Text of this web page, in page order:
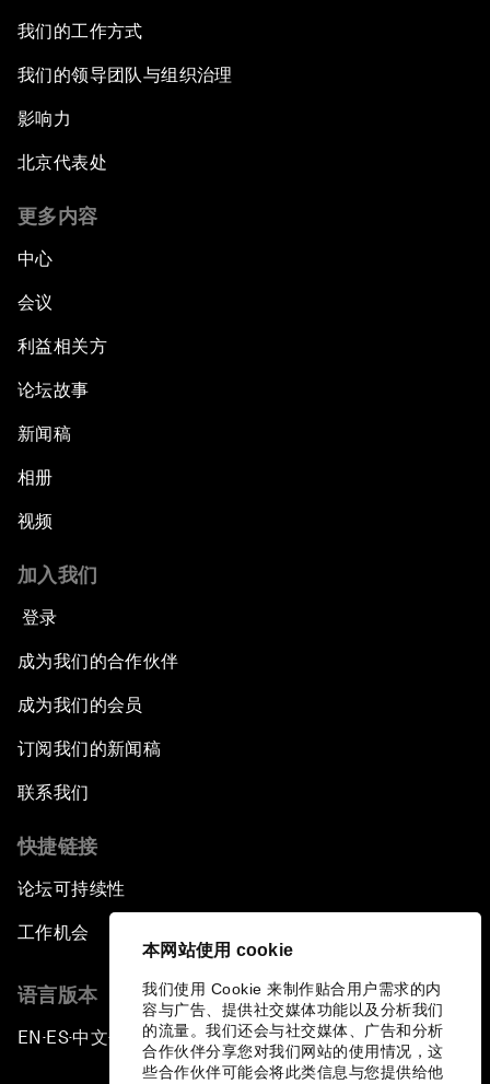
本网站使用 cookie
我们使用 Cookie 来制作贴合用户需求的内
容与广告、提供社交媒体功能以及分析我们
的流量。我们还会与社交媒体、广告和分析
合作伙伴分享您对我们网站的使用情况，这
些合作伙伴可能会将此类信息与您提供给他
我们的工作方式
我们的领导团队与组织治理
影响力
北京代表处
更多内容
中心
会议
利益相关方
论坛故事
新闻稿
相册
视频
加入我们
登录
成为我们的合作伙伴
成为我们的会员
订阅我们的新闻稿
联系我们
快捷链接
论坛可持续性
工作机会
语言版本
EN ▪ ES▪中文▪ 日本語